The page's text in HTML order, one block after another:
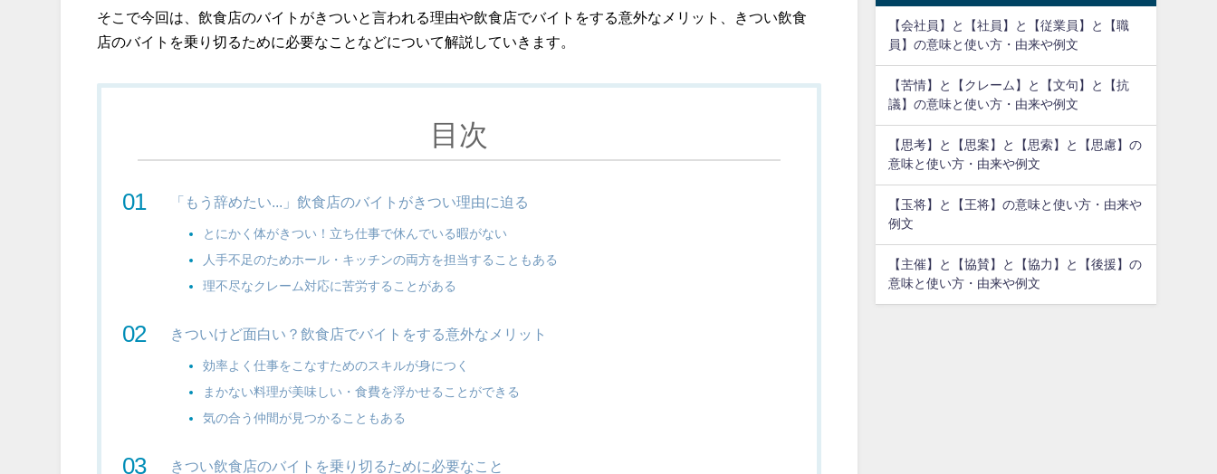
そこで今回は、飲食店のバイトがきついと言われる理由や飲食店でバイトをする意外なメリット、きつい飲食
店のバイトを乗り切るために必要なことなどについて解説していきます。
目次
「もう辞めたい...」飲食店のバイトがきつい理由に迫る
とにかく体がきつい！立ち仕事で休んでいる暇がない
人手不足のためホール・キッチンの両方を担当することもある
理不尽なクレーム対応に苦労することがある
きついけど面白い？飲食店でバイトをする意外なメリット
効率よく仕事をこなすためのスキルが身につく
まかない料理が美味しい・食費を浮かせることができる
気の合う仲間が見つかることもある
きつい飲食店のバイトを乗り切るために必要なこと
【会社員】と【社員】と【従業員】と【職
員】の意味と使い方・由来や例文
【苦情】と【クレーム】と【文句】と【抗
議】の意味と使い方・由来や例文
【思考】と【思案】と【思索】と【思慮】の
意味と使い方・由来や例文
【玉将】と【王将】の意味と使い方・由来や
例文
【主催】と【協賛】と【協力】と【後援】の
意味と使い方・由来や例文